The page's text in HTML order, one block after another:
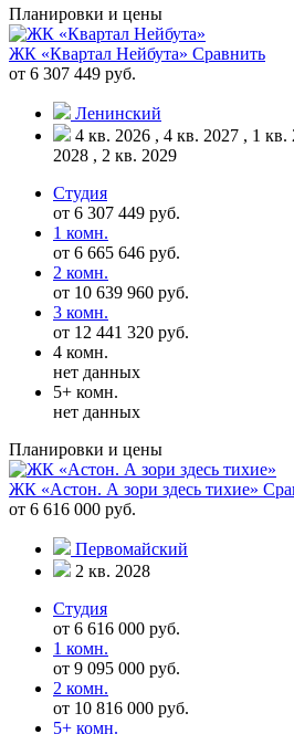
Планировки и цены
ЖК «Квартал Нейбута» Сравнить
от 6 307 449 руб.
Ленинский
4 кв. 2026 , 4 кв. 2027 , 1 кв.
2028 , 2 кв. 2029
Студия
от 6 307 449 руб.
1 комн.
от 6 665 646 руб.
2 комн.
от 10 639 960 руб.
3 комн.
от 12 441 320 руб.
4 комн.
нет данных
5+ комн.
нет данных
Планировки и цены
ЖК «Астон. А зори здесь тихие»
от 6 616 000 руб.
Первомайский
2 кв. 2028
Студия
от 6 616 000 руб.
1 комн.
от 9 095 000 руб.
2 комн.
от 10 816 000 руб.
5+ комн.